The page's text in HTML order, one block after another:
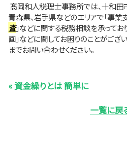
髙岡和人税理士事務所では、十和田
青森県、岩手県などのエリアで「事業支
査」などに関する税務相談を承ってお
画」などに関してお困りのことがご
までお問い合わせください。
« 資金繰りとは 簡単に
一覧に戻